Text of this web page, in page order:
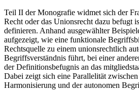
Teil II der Monografie widmet sich der
Recht oder das Unionsrecht dazu befugt
definieren. Anhand ausgewählter
aufgezeigt, wie eine funktionale
Rechtsquelle zu einem unionsrechtlich
Begriffsverständnis führt, bei einer
der Definitionsbefugnis an das
Dabei zeigt sich eine Parallelität
Harmonisierung und der autonomen